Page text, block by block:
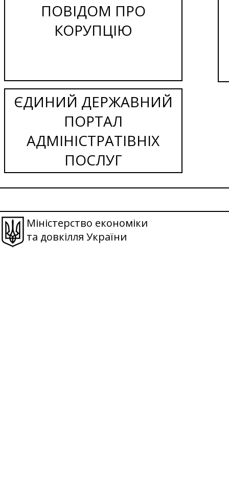
ПОВІДОМ ПРО
КОРУПЦІЮ
ЄДИНИЙ ДЕРЖАВНИЙ
ПОРТАЛ
АДМІНІСТРАТІВНІХ
ПОСЛУГ
Міністерство економіки
та довкілля України